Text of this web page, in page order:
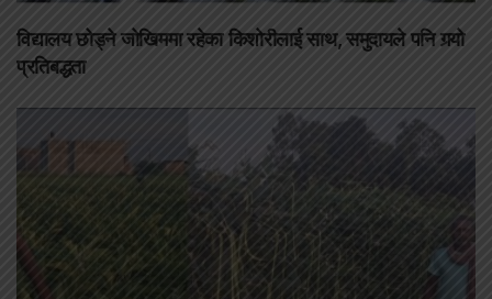
विद्यालय छोड्ने जोखिममा रहेका किशोरीलाई साथ, समुदायले पनि गर्‍यो
प्रतिबद्धता